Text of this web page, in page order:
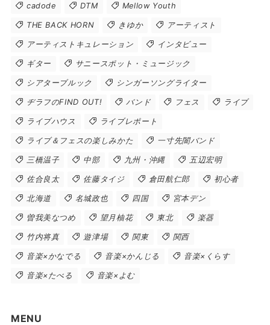
cadode DTM Mellow Youth
THE BACK HORN きゆか アーティスト
アーティストキュレーション インタビュー
ギター サニースポット・ミュージック
シアターブルック シンガーソングライター
ヂラフのFIND OUT! バンド フェス ライブ
ライブハウス ライブレポート
ライブ＆フェスの楽しみかた 一寸先闇バンド
三橋温子 中部 九州・沖縄 五辺宏明
佐合良太 佐藤タイジ 倉田航仁郎 初心者
北海道 名城政也 四国 宮本デン
曽我美なつめ 望月柚花 東北 楽器
竹内将真 遊津場 関東 関西
音楽×かなでる 音楽×かんじる 音楽×くらす
音楽×たべる 音楽×よむ
MENU